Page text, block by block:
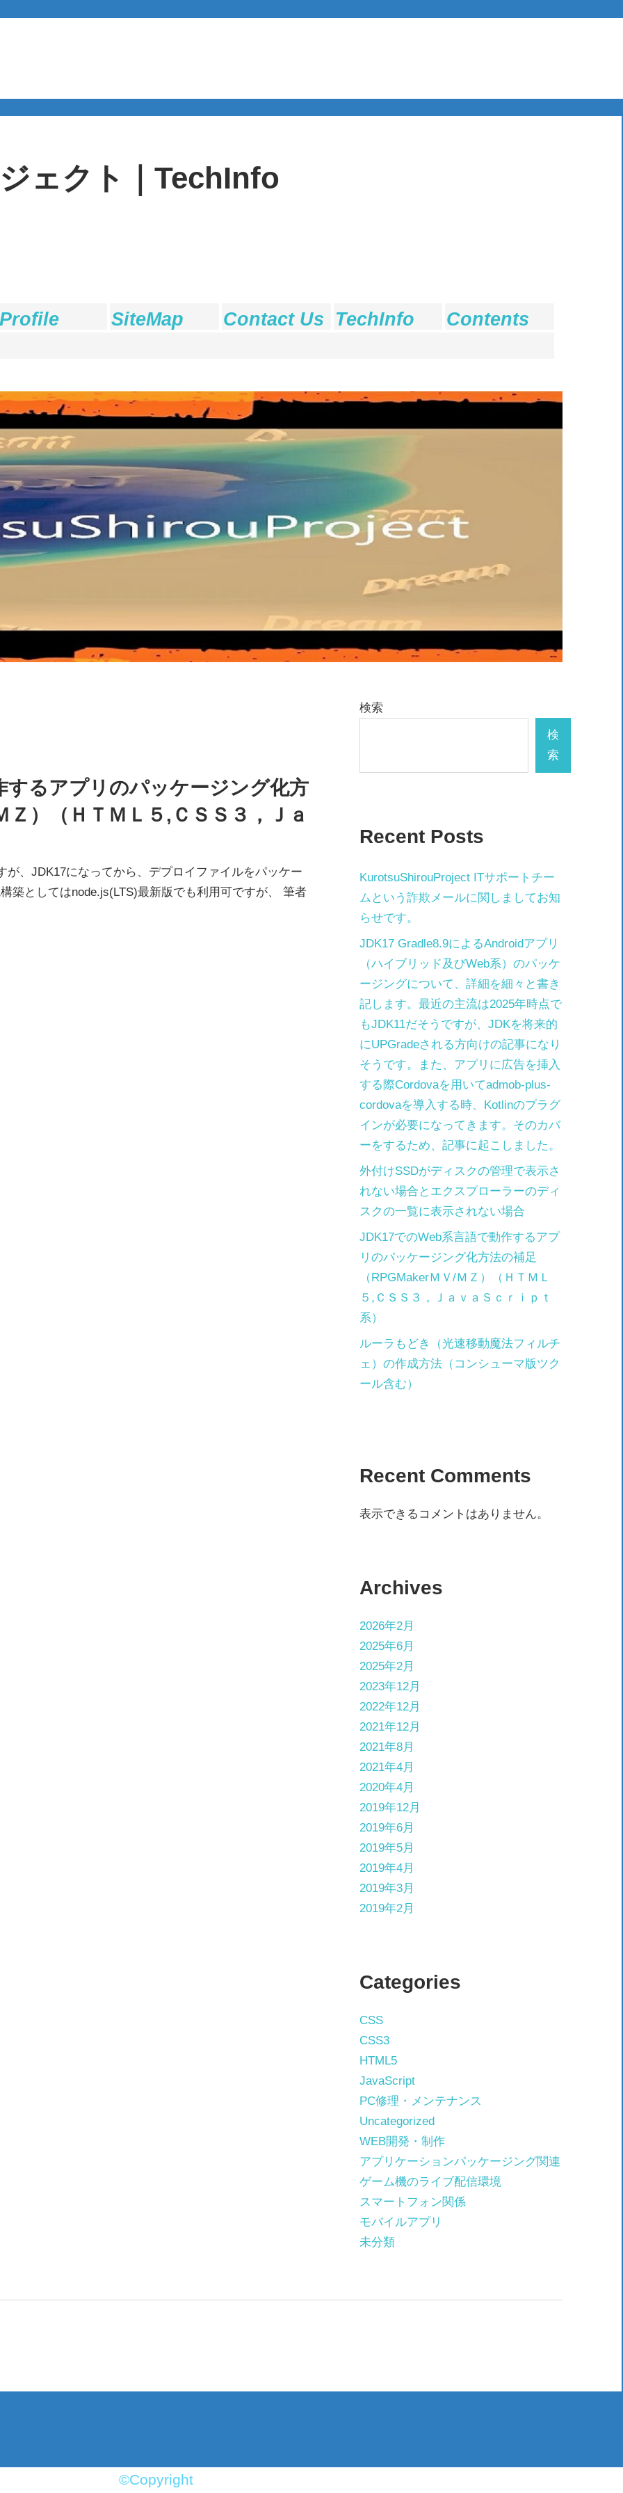
ェクト｜TechInfo
Profile SiteMap Contact Us TechInfo
Contents
るアプリのパッケージング化方
）（ＨＴＭＬ５,ＣＳＳ３，Ｊａ
、JDK17になってから、デプロイファイルをパッケー
築としてはnode.js(LTS)最新版でも利用可ですが、 筆者
検索
検
索
Recent Posts
KurotsuShirouProject ITサポートチー
ムという詐欺メールに関しましてお知
らせです。
JDK17 Gradle8.9によるAndroidアプリ
（ハイブリッド及びWeb系）のパッケ
ージングについて、詳細を細々と書き
記します。最近の主流は2025年時点で
もJDK11だそうですが、JDKを将来的
にUPGradeされる方向けの記事になり
そうです。また、アプリに広告を挿入
する際Cordovaを用いてadmob-plus-
cordovaを導入する時、Kotlinのプラグ
インが必要になってきます。そのカバ
ーをするため、記事に起こしました。
外付けSSDがディスクの管理で表示さ
れない場合とエクスプローラーのディ
スクの一覧に表示されない場合
JDK17でのWeb系言語で動作するアプ
リのパッケージング化方法の補足
（RPGMakerＭＶ/ＭＺ）（ＨＴＭＬ
５,ＣＳＳ３，ＪａｖａＳｃｒｉｐｔ
系）
ルーラもどき（光速移動魔法フィルチ
ェ）の作成方法（コンシューマ版ツク
ール含む）
Recent Comments
表示できるコメントはありません。
Archives
2026年2月
2025年6月
2025年2月
2023年12月
2022年12月
2021年12月
2021年8月
2021年4月
2020年4月
2019年12月
2019年6月
2019年5月
2019年4月
2019年3月
2019年2月
Categories
CSS
CSS3
HTML5
JavaScript
PC修理・メンテナンス
Uncategorized
WEB開発・制作
アプリケーションパッケージング関連
ゲーム機のライブ配信環境
スマートフォン関係
モバイルアプリ
未分類
©Copyright